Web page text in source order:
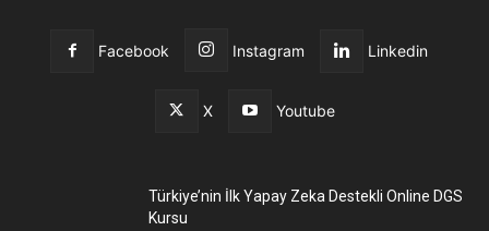
Facebook Instagram Linkedin
X Youtube
Türkiye’nin İlk Yapay Zeka Destekli Online DGS
Kursu